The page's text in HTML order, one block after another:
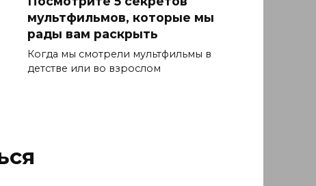
мультфильмов, которые мы
рады вам раскрыть
Когда мы смотрели мультфильмы в
детстве или во взрослом